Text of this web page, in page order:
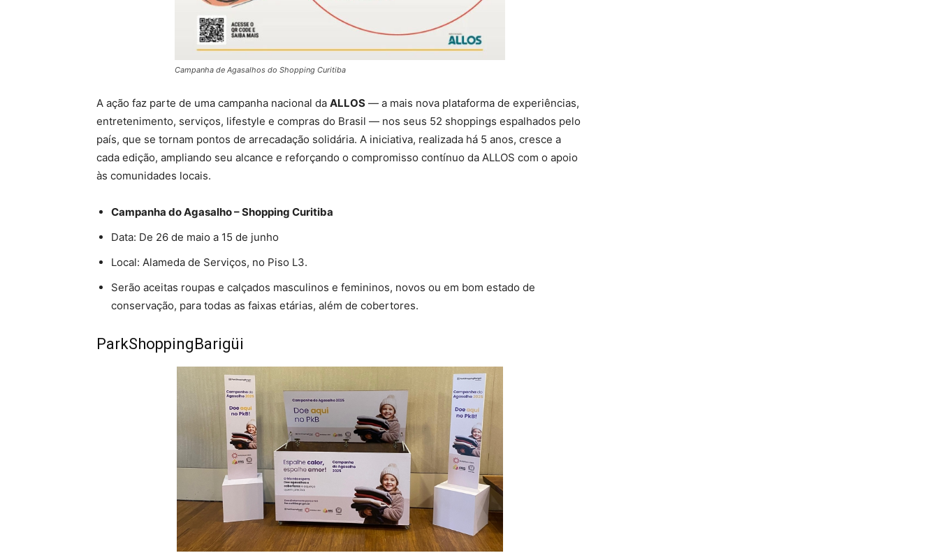
Campanha de Agasalhos do Shopping Curitiba
A ação faz parte de uma campanha nacional da ALLOS — a mais nova plataforma de experiências,
entretenimento, serviços, lifestyle e compras do Brasil — nos seus 52 shoppings espalhados pelo
país, que se tornam pontos de arrecadação solidária. A iniciativa, realizada há 5 anos, cresce a
cada edição, ampliando seu alcance e reforçando o compromisso contínuo da ALLOS com o apoio
às comunidades locais.
Campanha do Agasalho – Shopping Curitiba
Data: De 26 de maio a 15 de junho
Local: Alameda de Serviços, no Piso L3.
Serão aceitas roupas e calçados masculinos e femininos, novos ou em bom estado de
conservação, para todas as faixas etárias, além de cobertores.
ParkShoppingBarigüi